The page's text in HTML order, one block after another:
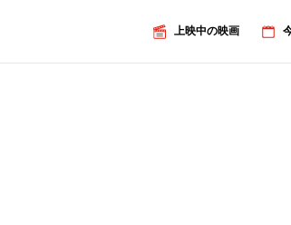
上映中の映画